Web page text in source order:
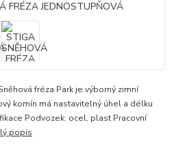
fréza Park je výborný zimní
komín má nastavitelný úhel a délku
Podvozek: ocel, plast Pracovní
popis